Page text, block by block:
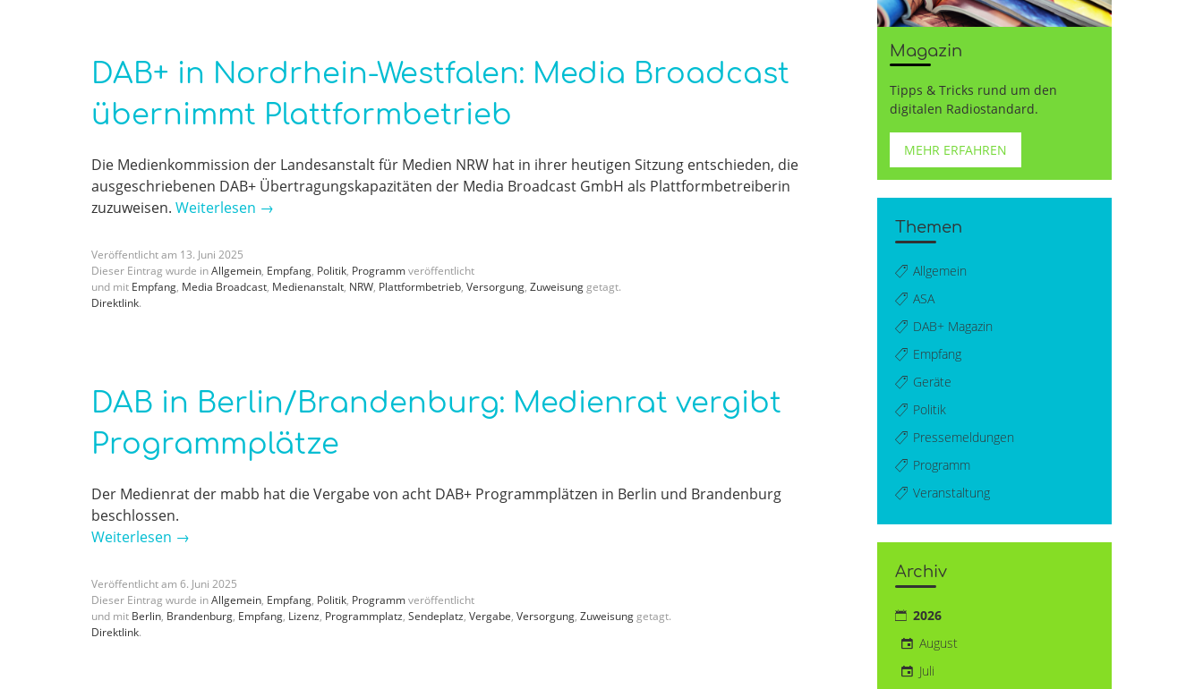
DAB+ in Nordrhein-Westfalen: Media Broadcast
übernimmt Plattformbetrieb
Die Medienkommission der Landesanstalt für Medien NRW hat in ihrer heutigen Sitzung entschieden, die
ausgeschriebenen DAB+ Übertragungskapazitäten der Media Broadcast GmbH als Plattformbetreiberin
zuzuweisen. Weiterlesen →
Veröffentlicht am 13. Juni 2025
Dieser Eintrag wurde inAllgemein, Empfang, Politik, Programmveröffentlicht
und mit Empfang, Media Broadcast, Medienanstalt, NRW, Plattformbetrieb, Versorgung, Zuweisung getagt.
Direktlink.
DAB in Berlin/Brandenburg: Medienrat vergibt
Programmplätze
Der Medienrat der mabb hat die Vergabe von acht DAB+ Programmplätzen in Berlin und Brandenburg
beschlossen.
Weiterlesen →
Veröffentlicht am 6. Juni 2025
Dieser Eintrag wurde inAllgemein, Empfang, Politik, Programmveröffentlicht
und mit Berlin, Brandenburg, Empfang, Lizenz, Programmplatz, Sendeplatz, Vergabe, Versorgung, Zuweisung getagt.
Direktlink.
Magazin
Tipps & Tricks rund um den
digitalen Radiostandard.
MEHR ERFAHREN
Themen
Allgemein
ASA
DAB+ Magazin
Empfang
Geräte
Politik
Pressemeldungen
Programm
Veranstaltung
Archiv
2026
August
Juli